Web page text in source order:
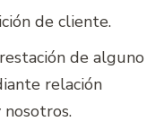
de cliente.
de alguno
relación